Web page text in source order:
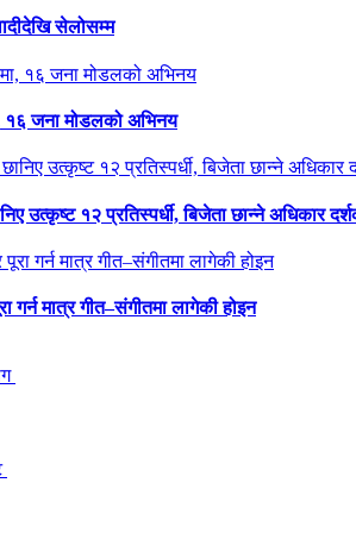
सेलोसम्म
१६ जना मोडलको अभिनय
उत्कृष्ट १२ प्रतिस्पर्धी, बिजेता छान्ने अधिकार
गर्न मात्र गीत–संगीतमा लागेकी होइन